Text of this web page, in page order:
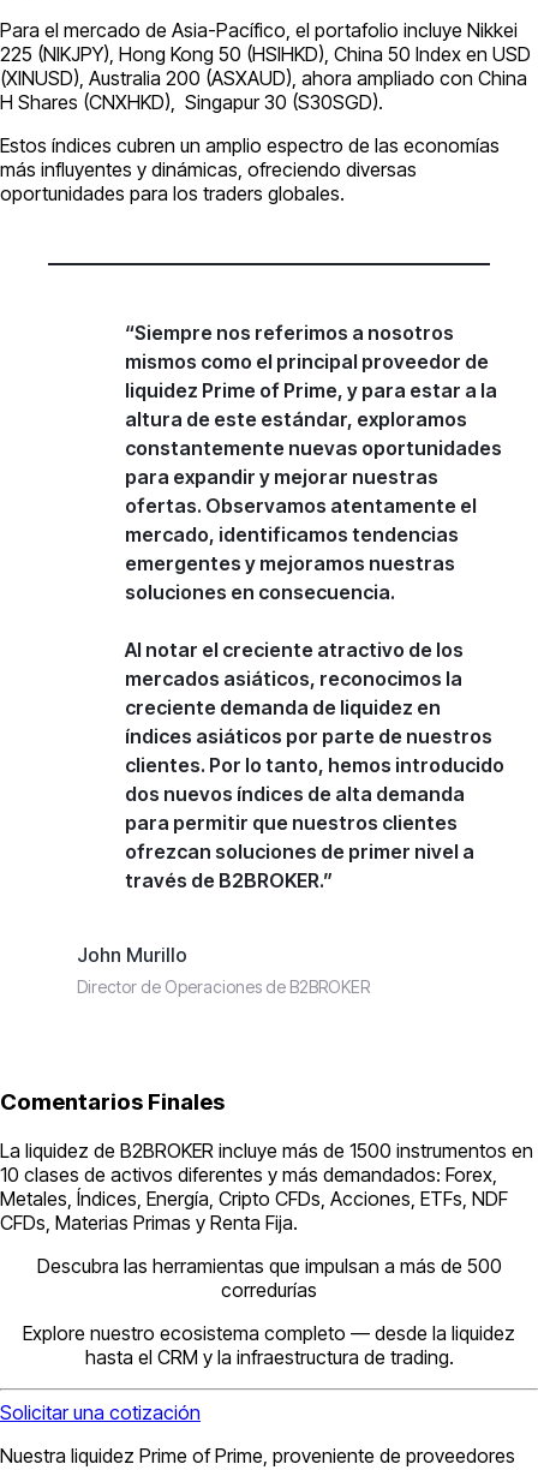
Para el mercado de Asia-Pacífico, el portafolio incluye Nikkei
225 (NIKJPY), Hong Kong 50 (HSIHKD), China 50 Index en USD
(XINUSD), Australia 200 (ASXAUD), ahora ampliado con China
H Shares (CNXHKD), Singapur 30 (S30SGD).
Estos índices cubren un amplio espectro de las economías
más influyentes y dinámicas, ofreciendo diversas
oportunidades para los traders globales.
“Siempre nos referimos a nosotros
mismos como el principal proveedor de
liquidez Prime of Prime, y para estar a la
altura de este estándar, exploramos
constantemente nuevas oportunidades
para expandir y mejorar nuestras
ofertas. Observamos atentamente el
mercado, identificamos tendencias
emergentes y mejoramos nuestras
soluciones en consecuencia.
Al notar el creciente atractivo de los
mercados asiáticos, reconocimos la
creciente demanda de liquidez en
índices asiáticos por parte de nuestros
clientes. Por lo tanto, hemos introducido
dos nuevos índices de alta demanda
para permitir que nuestros clientes
ofrezcan soluciones de primer nivel a
través de B2BROKER.”
John Murillo
Director de Operaciones de B2BROKER
Comentarios Finales
La liquidez de B2BROKER incluye más de 1500 instrumentos en
10 clases de activos diferentes y más demandados: Forex,
Metales, Índices, Energía, Cripto CFDs, Acciones, ETFs, NDF
CFDs, Materias Primas y Renta Fija.
Descubra las herramientas que impulsan a más de 500
corredurías
Explore nuestro ecosistema completo — desde la liquidez
hasta el CRM y la infraestructura de trading.
Solicitar una cotización
Nuestra liquidez Prime of Prime, proveniente de proveedores